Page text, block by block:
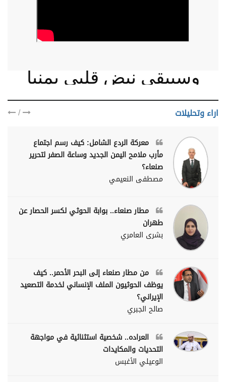
وسيبقى نبض قلبي يمنيا
اراء وتحليلات /
معركة الردع الشامل: كيف رسم اجتماع
مأرب ملامح اليمن الجديد وساعة الصفر لتحرير
صنعاء؟
مصطفى النعيمي
مطار صنعاء.. بوابة الحوثي لكسر الحصار عن
طهران
بشرى العامري
من مطار صنعاء إلى البحر الأحمر.. كيف
يوظف الحوثيون الملف الإنساني لخدمة التصعيد
الإيراني؟
صالح الجبري
العراده.. شخصية استثنائية في مواجهة
التحديات والمكايدات
الوعيلي الأغبس